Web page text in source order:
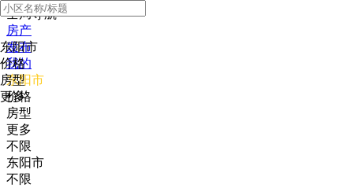
全局导航
房产
发布
我的
东阳市
价格
房型
更多
东阳市
价格
房型
更多
不限
东阳市
不限